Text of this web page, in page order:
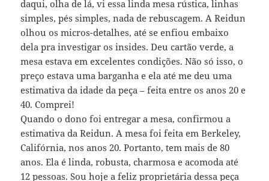
daqui, olha de lá, vi essa linda mesa rústica, linhas
simples, pés simples, nada de rebuscagem. A Reidun
olhou os micros-detalhes, até se enfiou embaixo
dela pra investigar os insides. Deu cartão verde, a
mesa estava em excelentes condições. Não só isso, o
preço estava uma barganha e ela até me deu uma
estimativa da idade da peça – feita entre os anos 20 e
40. Comprei!
Quando o dono foi entregar a mesa, confirmou a
estimativa da Reidun. A mesa foi feita em Berkeley,
Califórnia, nos anos 20. Portanto, tem mais de 80
anos. Ela é linda, robusta, charmosa e acomoda até
12 pessoas. Sou hoje a feliz proprietária dessa peça